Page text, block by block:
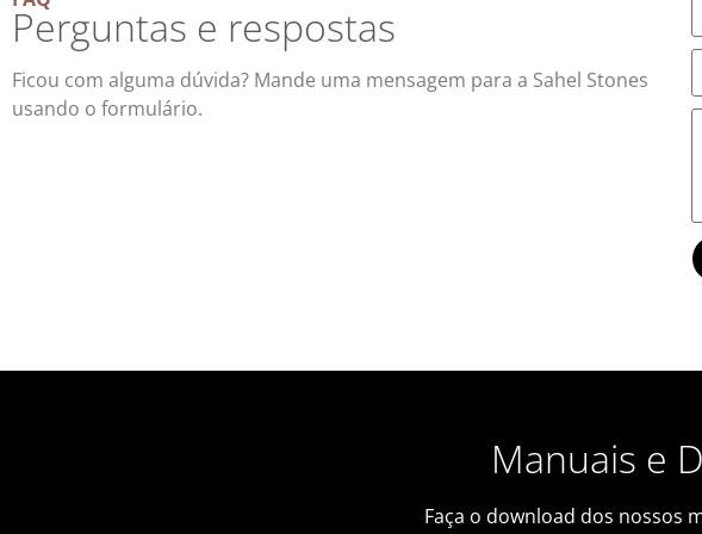
Perguntas e respostas
Ficou com alguma dúvida? Mande uma mensagem para a Sahel Stones
usando o formulário.
Manuais e
Faça o download dos nossos